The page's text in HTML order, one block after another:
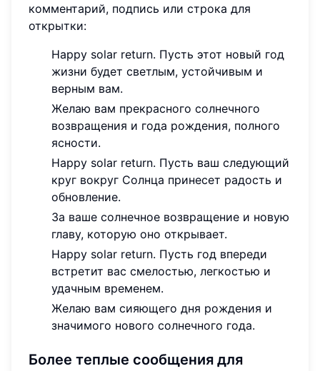
комментарий, подпись или строка для
открытки:
Happy solar return. Пусть этот новый год
жизни будет светлым, устойчивым и
верным вам.
Желаю вам прекрасного солнечного
возвращения и года рождения, полного
ясности.
Happy solar return. Пусть ваш следующий
круг вокруг Солнца принесет радость и
обновление.
За ваше солнечное возвращение и новую
главу, которую оно открывает.
Happy solar return. Пусть год впереди
встретит вас смелостью, легкостью и
удачным временем.
Желаю вам сияющего дня рождения и
значимого нового солнечного года.
Более теплые сообщения для